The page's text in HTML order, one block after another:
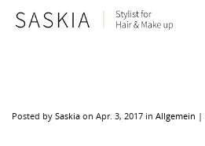
Posted by Saskia on Apr. 3, 2017 in Allgemein |